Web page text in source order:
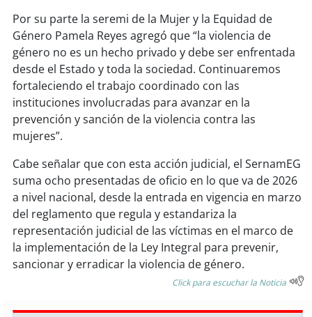
soycoronel
soy arauco
soytemuco
soyvaldivia
osorno
soy puertomontt
soy chiloé
Por su parte la seremi de la Mujer y la Equidad de
Género Pamela Reyes agregó que “la violencia de
género no es un hecho privado y debe ser enfrentada
desde el Estado y toda la sociedad. Continuaremos
fortaleciendo el trabajo coordinado con las
instituciones involucradas para avanzar en la
prevención y sanción de la violencia contra las
mujeres”.
Cabe señalar que con esta acción judicial, el SernamEG
suma ocho presentadas de oficio en lo que va de 2026
a nivel nacional, desde la entrada en vigencia en marzo
del reglamento que regula y estandariza la
representación judicial de las víctimas en el marco de
la implementación de la Ley Integral para prevenir,
sancionar y erradicar la violencia de género.
Click para escuchar la Noticia